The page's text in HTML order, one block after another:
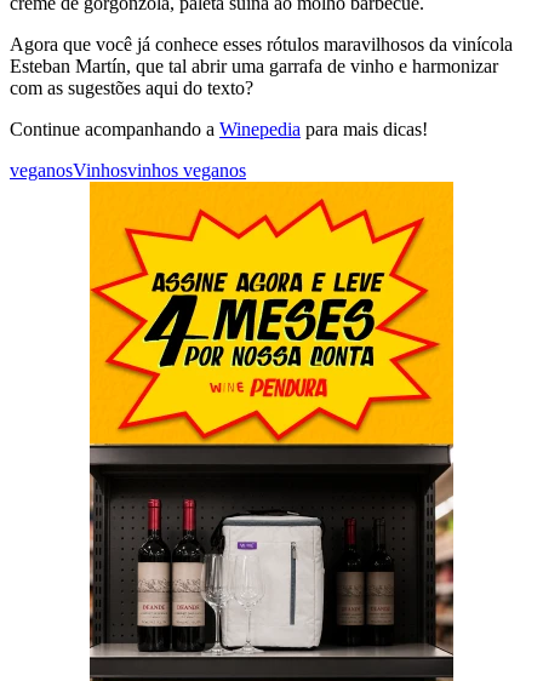
Agora que você já conhece esses rótulos maravilhosos da vinícola
Esteban Martín, que tal abrir uma garrafa de vinho e harmonizar
com as sugestões aqui do texto?
Continue acompanhando a Winepedia para mais dicas!
veganosVinhosvinhos veganos